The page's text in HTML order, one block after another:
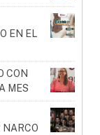
EN EL
CON
MES
NARCO